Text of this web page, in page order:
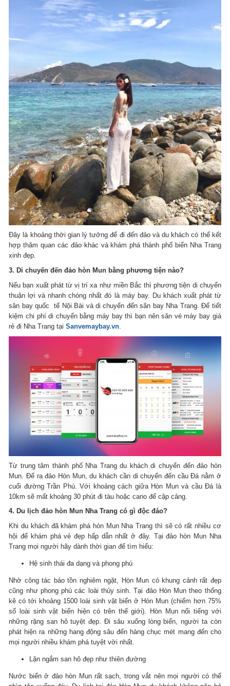
Đây là khoảng thời gian lý tưởng để đi đến đảo và du khách có thể kết
hợp thăm quan các đảo khác và khám phá thành phố biển Nha Trang
xinh đẹp.
3. Di chuyến đến đảo hòn Mun bằng phương tiện nào?
Nếu bạn xuất phát từ vị trí xa như miền Bắc thì phương tiện di chuyển
thuận lợi và nhanh chóng nhất đó là máy bay. Du khách xuất phát từ
sân bay quốc tế Nội Bài và di chuyển đến sân bay Nha Trang. Để tiết
kiệm chi phí di chuyển bằng máy bay thì bạn nên săn vé máy bay giá
rẻ đi Nha Trang tạiSanvemaybay.vn
Từ trung tâm thành phố Nha Trang du khách di chuyển đến đảo hòn
Mun. Để ra đảo Hòn Mun, du khách cần di chuyển đến cầu Đá nằm ở
cuối đường Trần Phú. Với khoảng cách giữa Hòn Mun và cầu Đá là
10km sẽ mất khoảng 30 phút đi tàu hoặc cano để cập cảng.
4. Du lịch đảo hòn Mun Nha Trang có gì độc đáo?
Khi du khách đã khám phá hòn Mun Nha Trang thì sẽ có rất nhiều cơ
hội để khám phá vẻ đẹp hấp dẫn nhất ở đây. Tại đảo hòn Mun Nha
Trang mọi người hãy dành thời gian để tìm hiểu:
Hệ sinh thái đa dạng và phong phú
Nhờ công tác bảo tồn nghiêm ngặt, Hòn Mun có khung cảnh rất đẹp
cũng như phong phú các loài thủy sinh. Tại đảo Hòn Mun theo thống
kê có tới khoảng 1500 loài sinh vật biển ở Hòn Mun (chiếm hơn 75%
số loài sinh vật biển hiện có trên thế giới). Hòn Mun nổi tiếng với
những rặng san hô tuyệt đẹp. Đi sâu xuống lòng biển, người ta còn
phát hiện ra những hang động sâu đến hàng chục mét mang đến cho
mọi người nhiều khám phá tuyệt vời nhất.
Lặn ngắm san hô đẹp như thiên đường
Nước biển ở đảo hòn Mun rất sạch, trong vắt nên mọi người có thể